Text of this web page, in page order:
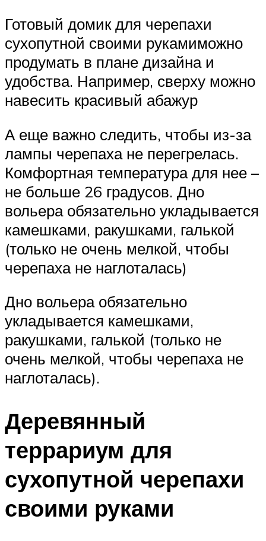
Готовый домик для черепахи
сухопутной своими рукамиможно
продумать в плане дизайна и
удобства. Например, сверху можно
навесить красивый абажур
А еще важно следить, чтобы из-за
лампы черепаха не перегрелась.
Комфортная температура для нее –
не больше 26 градусов. Дно
вольера обязательно укладывается
камешками, ракушками, галькой
(только не очень мелкой, чтобы
черепаха не наглоталась)
Дно вольера обязательно
укладывается камешками,
ракушками, галькой (только не
очень мелкой, чтобы черепаха не
наглоталась).
Деревянный
террариум для
сухопутной черепахи
своими руками